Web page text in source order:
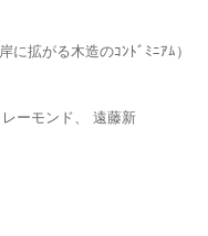
に拡がる木造のｺﾝﾄﾞﾐﾆｱﾑ）
ーモンド、 遠藤新